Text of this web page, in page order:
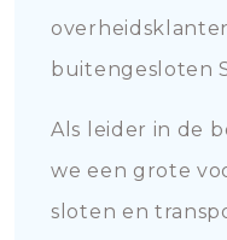
buitengesloten
Als leider in de
we een grote
sloten en